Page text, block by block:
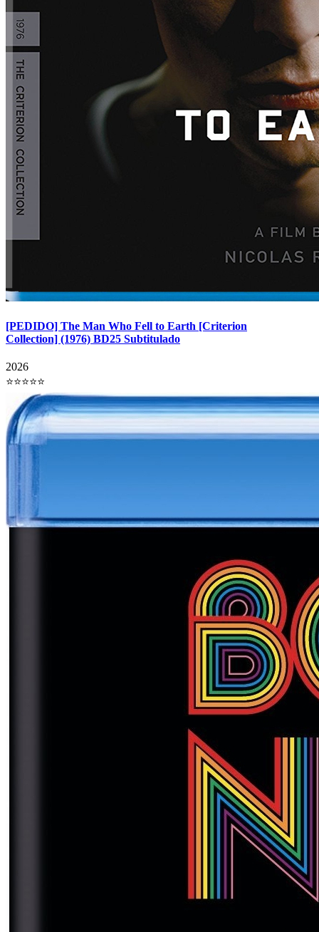
[PEDIDO] The Man Who Fell to Earth [Criterion
Collection] (1976) BD25 Subtitulado
2026
⭐⭐⭐⭐⭐